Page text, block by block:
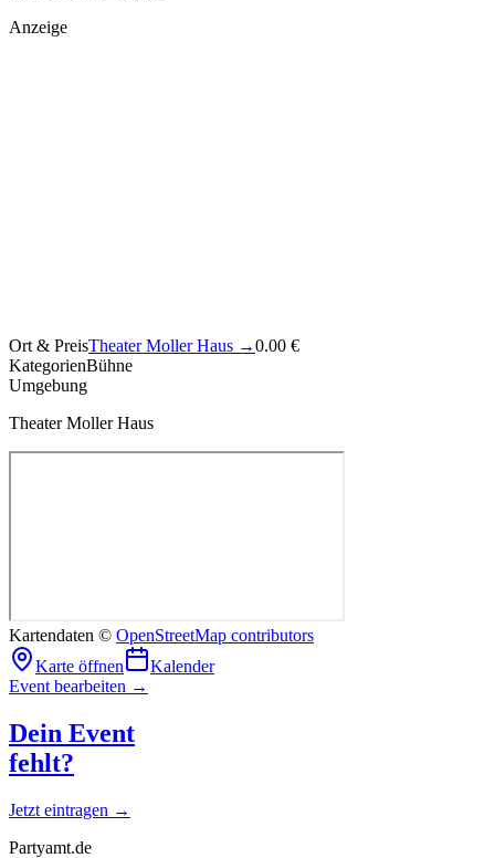
Anzeige
Ort & PreisTheater Moller Haus →0.00 €
KategorienBühne
Umgebung
Theater Moller Haus
Kartendaten © OpenStreetMap contributors
Karte öffnen
Kalender
Event bearbeiten →
Dein Event
fehlt?
Jetzt eintragen →
Partyamt.de